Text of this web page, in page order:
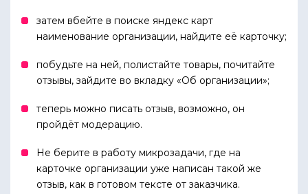
затем вбейте в поиске яндекс карт
наименование организации, найдите её карточку;
побудьте на ней, полистайте товары, почитайте
отзывы, зайдите во вкладку «Об организации»;
теперь можно писать отзыв, возможно, он
пройдёт модерацию.
Не берите в работу микрозадачи, где на
карточке организации уже написан такой же
отзыв, как в готовом тексте от заказчика.